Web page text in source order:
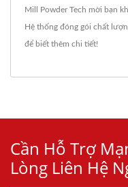
Mill Powder Tech mời bạn
Hệ thống đóng gói chất
để biết thêm chi tiết!
Cần Hỗ Trợ
Lòng Liên Hệ